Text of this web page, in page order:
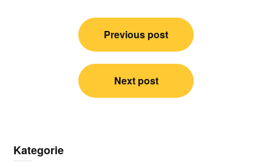
Nawigacja
Previous post
Next post
Kategorie